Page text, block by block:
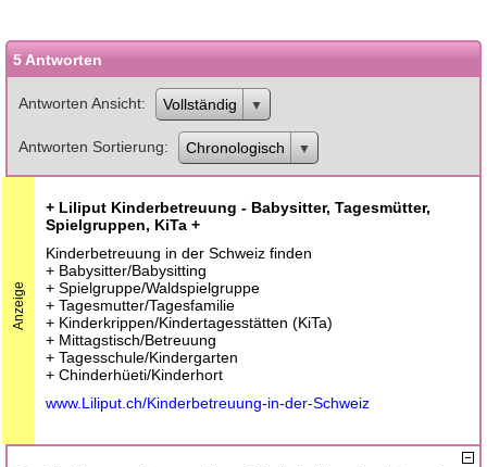
5 Antworten
Antworten Ansicht Vollständig
Antworten Sortierung Chronologisch
Anzeige
+ Liliput Kinderbetreuung - Babysitter, Tagesmütter,
Spielgruppen, KiTa +
Kinderbetreuung in der Schweiz finden
+ Babysitter/Babysitting
+ Spielgruppe/Waldspielgruppe
+ Tagesmutter/Tagesfamilie
+ Kinderkrippen/Kindertagesstätten (KiTa)
+ Mittagstisch/Betreuung
+ Tagesschule/Kindergarten
+ Chinderhüeti/Kinderhort
www.Liliput.ch/Kinderbetreuung-in-der-Schweiz